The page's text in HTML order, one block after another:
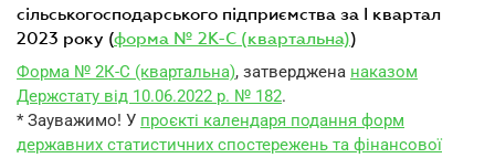
сільськогосподарського підприємства за I квартал
2023 року (форма № 2К-С (квартальна))
Форма № 2К-С (квартальна), затверджена наказом
Держстату від 10.06.2022 р. № 182.
* Зауважимо! У проєкті календаря подання форм
державних статистичних спостережень та фінансової